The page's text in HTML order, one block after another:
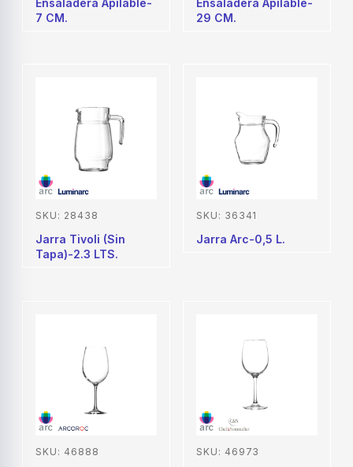
7 CM.
29 CM.
SKU: 28438
Jarra Tivoli (Sin
Tapa)-2.3 LTS.
SKU: 36341
Jarra Arc-0,5 L.
SKU: 46888 SKU: 46973